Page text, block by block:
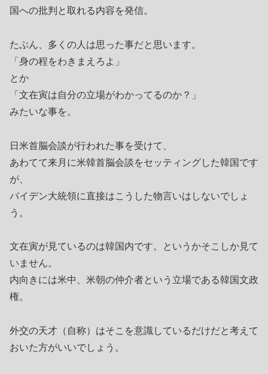
国への批判と取れる内容を発信。
たぶん、多くの人は思った事だと思います。
「身の程をわきまえろよ」
とか
「文在寅は自分の立場がわかってるのか？」
みたいな事を。
日米首脳会談が行われた事を受けて、
あわてて来月に米韓首脳会談をセッティングした韓国です
が、
バイデン大統領に直接はこうした物言いはしないでしょ
う。
文在寅が見ているのは韓国内です。というかそこしか見て
いません。
内向きには米中、米朝の仲介者という立場である韓国文政
権。
外交の天才（自称）はそこを意識しているだけだと考えて
おいた方がいいでしょう。